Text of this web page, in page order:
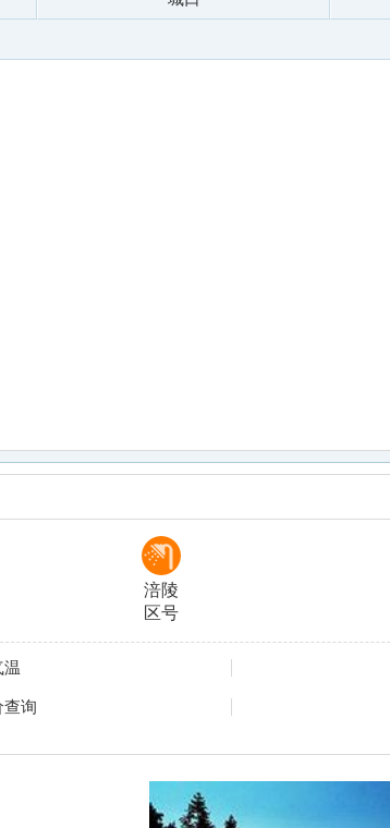
涪陵
区号
温
查询